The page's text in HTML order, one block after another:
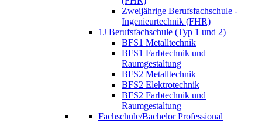
Zweijährige Berufsfachschule -
Ingenieurtechnik (FHR)
1J Berufsfachschule (Typ 1 und 2)
BFS1 Metalltechnik
BFS1 Farbtechnik und
Raumgestaltung
BFS2 Metalltechnik
BFS2 Elektrotechnik
BFS2 Farbtechnik und
Raumgestaltung
Fachschule/Bachelor Professional